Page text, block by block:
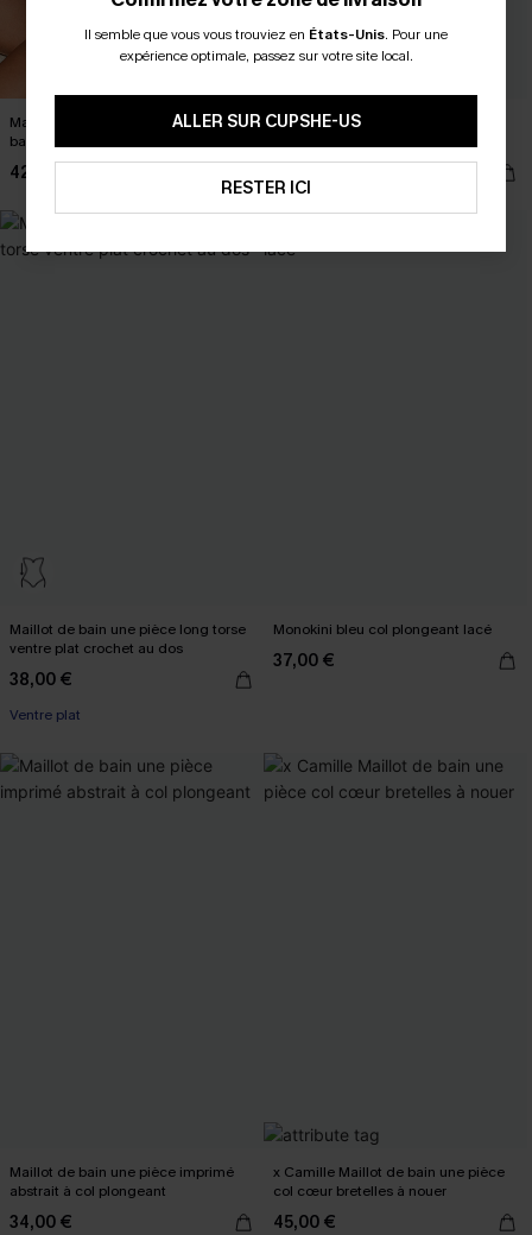
Maillot de bain une pièce bleu dos
bas
42,00 €
Maillot de bain une pièce à col
Maillot de bain une pièce long torse
ventre plat crochet au dos
38,00 €
Ventre plat
Monokini bleu col plongeant lacé
37,00 €
Maillot de bain une pièce imprimé
abstrait à col plongeant
34,00 €
x Camille Maillot de bain une pièce
col cœur bretelles à nouer
45,00 €
Il semble que vous vous trouviez en États-Unis. Pour une
expérience optimale, passez sur votre site local.
ALLER SUR CUPSHE-US
RESTER ICI